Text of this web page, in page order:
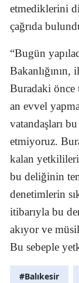
etmediklerini
çağrıda
“Bugün
Buradaki önce
an evvel
vatandaşları
etmiyoruz.
kalan
bu deliğinin
denetimlerin
itibarıyla bu
akıyor ve
Bu sebeple
#Balıkesir